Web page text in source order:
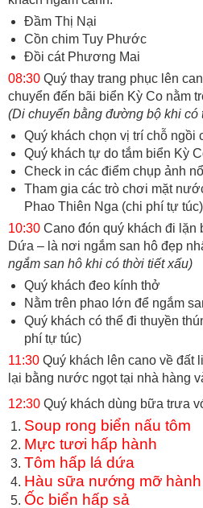
Đầm Thị Nại
Cồn chim Tuy Phước
Đồi cát Phương Mai
08:30 Quý thay trang phục lên
chuyển đến bãi biển Kỳ Co nằm
(Di chuyển bằng đường bộ khi có
Quý khách chọn vị trí chỗ ngồi
Quý khách tự do tắm biển Kỳ
Check in các điểm chụp ảnh
Tham gia các trò chơi mặt
Phao Thiên Nga (chi phí tự túc)
10:30 Cano đón quý khách đi lặn
Dứa – là nơi ngắm san hô đẹp
ngắm san hô khi có thời tiết xấu)
Quý khách đeo kính thở
Nằm trên phao lớn để ngắm
Quý khách có thể đi thuyền
phí tự túc)
11:30 Quý khách lên cano về đất
lại bằng nước ngọt tại nhà hàng
12:30 Quý khách dùng bữa trưa
Soup rong biển nấu tôm
Mực tươi hấp hành
Tôm hấp lá dứa
Hàu sữa nướng mỡ hành
Ốc biển hấp sả